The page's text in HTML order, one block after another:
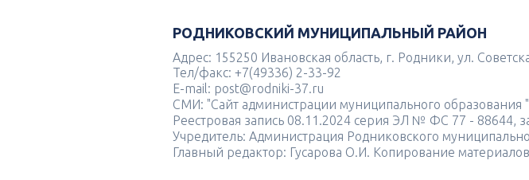
РОДНИКОВСКИЙ МУНИЦИПАЛЬНЫЙ РАЙОН
Адрес: 155250 Ивановская область, г. Родники, ул.
Тел/факс: +7(49336) 2-33-92
E-mail: post@rodniki-37.ru
СМИ: "Сайт администрации муниципального
Реестровая запись 08.11.2024 серия ЭЛ № ФС 77 - 88644,
Учредитель: Администрация Родниковского
Главный редактор: Гусарова О.И. Копирование